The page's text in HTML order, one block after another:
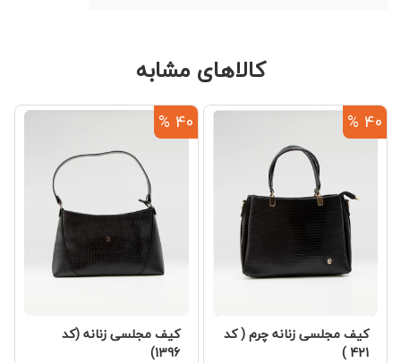
کالاهای مشابه
40 %
کیف مجلسی زنانه چرم ( کد
421 )
40 %
کیف مجلسی زنانه (کد
1396)